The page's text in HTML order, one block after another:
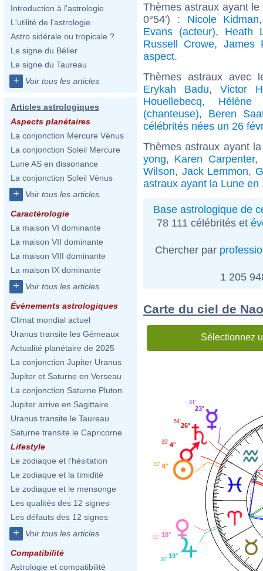
Introduction à l'astrologie
L'utilité de l'astrologie
Astro sidérale ou tropicale ?
Le signe du Bélier
Le signe du Taureau
+ Voir tous les articles
Articles astrologiques
Aspects planétaires
La conjonction Mercure Vénus
La conjonction Soleil Mercure
Lune AS en dissonance
La conjonction Soleil Vénus
+ Voir tous les articles
Caractérologie
La maison VI dominante
La maison VII dominante
La maison VIII dominante
La maison IX dominante
+ Voir tous les articles
Évènements astrologiques
Climat mondial actuel
Uranus transite les Gémeaux
Actualité planétaire de 2025
La conjonction Jupiter Uranus
Jupiter et Saturne en Verseau
La conjonction Saturne Pluton
Jupiter arrive en Sagittaire
Uranus transite le Taureau
Saturne transite le Capricorne
Lifestyle
Le zodiaque et l'hésitation
Le zodiaque et la timidité
Le zodiaque et le mensonge
Les qualités des 12 signes
Les défauts des 12 signes
+ Voir tous les articles
Compatibilité
Astrologie et compatibilité
Thèmes astraux ayant
0°54') : Nicole Kidman
Evans (acteur), Heath
Russell Crowe, James
aspect.
Thèmes astraux avec
Erykah Badu, Victor
Houellebecq, Hélène
(chanteuse), Beren
célébrités nées un 26
Thèmes astraux ayant
yong, Karen Carpenter,
Wilson, Jack Lemmon,
astraux ayant la Lune en
Base astrologique de
78 111 célébrités et
Chercher par
1 205
Carte du ciel de
Sélectionnez
23°
31'
26°
54'
4°
35'
6°
33'
18°
01'
19°
30'